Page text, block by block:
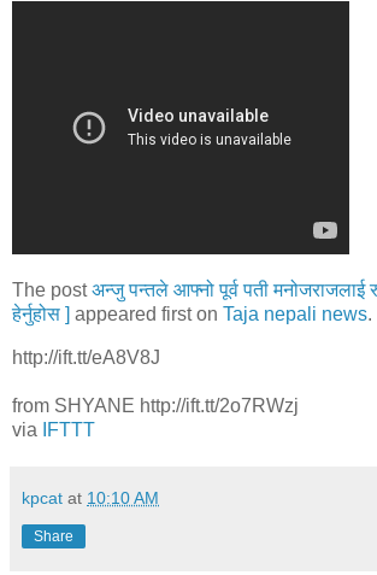
The postअन्जु पन्तले आफ्नो पूर्व पती मनोजराजलाई
हेर्नुहोस ] appeared first on Taja nepali news.
http://ift.tt/eA8V8J
from SHYANE http://ift.tt/2o7RWzj
via
IFTTT
kpcat at 10:10 AM
Share